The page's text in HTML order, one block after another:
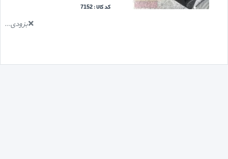
کد کالا : 7152
بزودی...